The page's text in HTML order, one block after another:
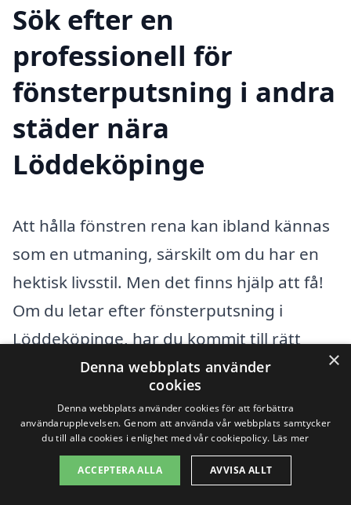
Sök efter en
professionell för
fönsterputsning i andra
städer nära
Löddeköpinge
Att hålla fönstren rena kan ibland kännas
som en utmaning, särskilt om du har en
hektisk livsstil. Men det finns hjälp att få!
Om du letar efter fönsterputsning i
Löddeköpinge, har du kommit till rätt
ställe. Det finns många företag som
erbjuder professionell fönsterputsning i
din närhet, och det är lätt att få en
översikt över tillgängliga alternativ.
×
Denna webbplats använder
cookies
Denna webbplats använder cookies för att förbättra
användarupplevelsen. Genom att använda vår webbplats samtycker
du till alla cookies i enlighet med vår cookiepolicy. Läs mer
ACCEPTERA ALLA AVVISA ALLT